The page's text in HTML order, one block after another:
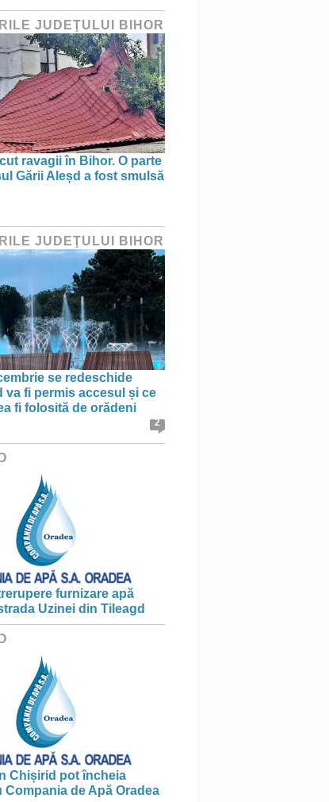
JUDEŢULUI BIHOR
ravagii în Bihor. O parte
Gării Aleșd a fost smulsă
JUDEŢULUI BIHOR
se redeschide
va fi permis accesul și ce
fi folosită de orădeni
2
furnizare apă
Uzinei din Tileagd
Chișirid pot încheia
de Apă Oradea